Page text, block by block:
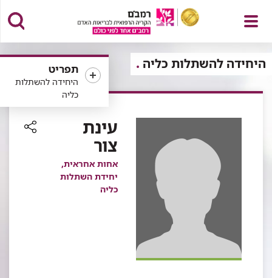
פתח
תפריט
תפריט
היחידה להשתלות
כליה
היחידה להשתלות כליה
עינת
צור
אחות אחראית,
יחידת השתלות
כליה